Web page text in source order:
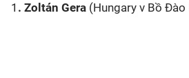
1 . Zoltán Gera (Hungary v Bồ Đào